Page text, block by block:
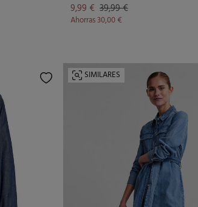
9,99 € 39,99 €
Ahorras30,00 €
SIMILARES